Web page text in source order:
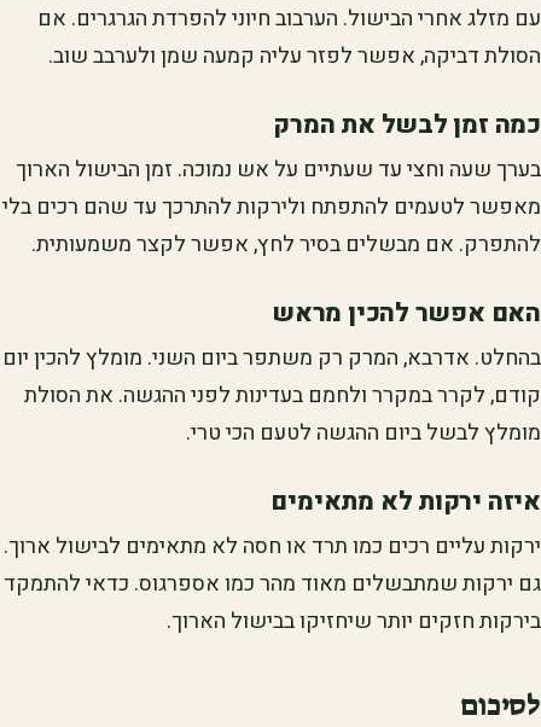
עם מזלג אחרי הבישול. הערבוב חיוני להפרדת הגרגרים. אם
הסולת דביקה, אפשר לפזר עליה קמעה שמן ולערבב שוב.
כמה זמן לבשל את המרק
בערך שעה וחצי עד שעתיים על אש נמוכה. זמן הבישול הארוך
מאפשר לטעמים להתפתח ולירקות להתרכך עד שהם רכים בלי
להתפרק. אם מבשלים בסיר לחץ, אפשר לקצר משמעותית.
האם אפשר להכין מראש
בהחלט. אדרבא, המרק רק משתפר ביום השני. מומלץ להכין יום
קודם, לקרר במקרר ולחמם בעדינות לפני ההגשה. את הסולת
מומלץ לבשל ביום ההגשה לטעם הכי טרי.
איזה ירקות לא מתאימים
ירקות עליים רכים כמו תרד או חסה לא מתאימים לבישול ארוך.
גם ירקות שמתבשלים מאוד מהר כמו אספרגוס. כדאי להתמקד
בירקות חזקים יותר שיחזיקו בבישול הארוך.
לסיכום